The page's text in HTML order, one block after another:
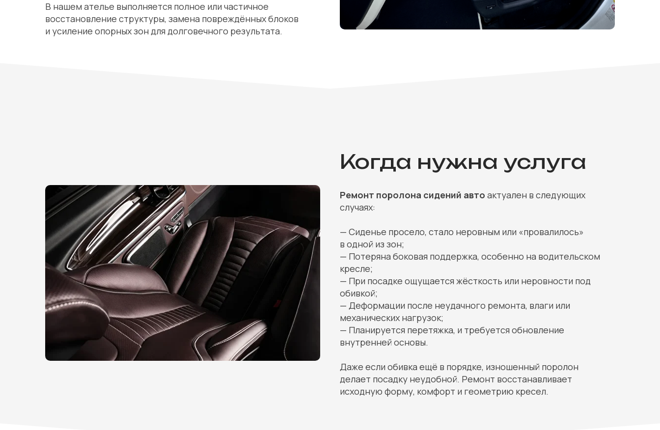
В нашем ателье выполняется полное или частичное
восстановление структуры, замена повреждённых блоков
и усиление опорных зон для долговечного результата.
Когда нужна услуга
Ремонт поролона сидений авто актуален в следующих
случаях:
— Сиденье просело, стало неровным или «провалилось»
в одной из зон;
— Потеряна боковая поддержка, особенно на водительском
кресле;
— При посадке ощущается жёсткость или неровности под
обивкой;
— Деформации после неудачного ремонта, влаги или
механических нагрузок;
— Планируется перетяжка, и требуется обновление
внутренней основы.
Даже если обивка ещё в порядке, изношенный поролон
делает посадку неудобной. Ремонт восстанавливает
исходную форму, комфорт и геометрию кресел.